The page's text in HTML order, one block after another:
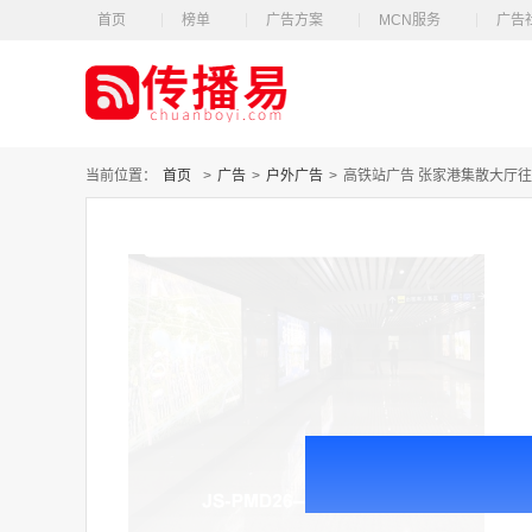
首页 榜单 广告方案 MCN服务 广告
当前位置： 首页 > 广告 > 户外广告 > 高铁站广告 张家港集散大厅